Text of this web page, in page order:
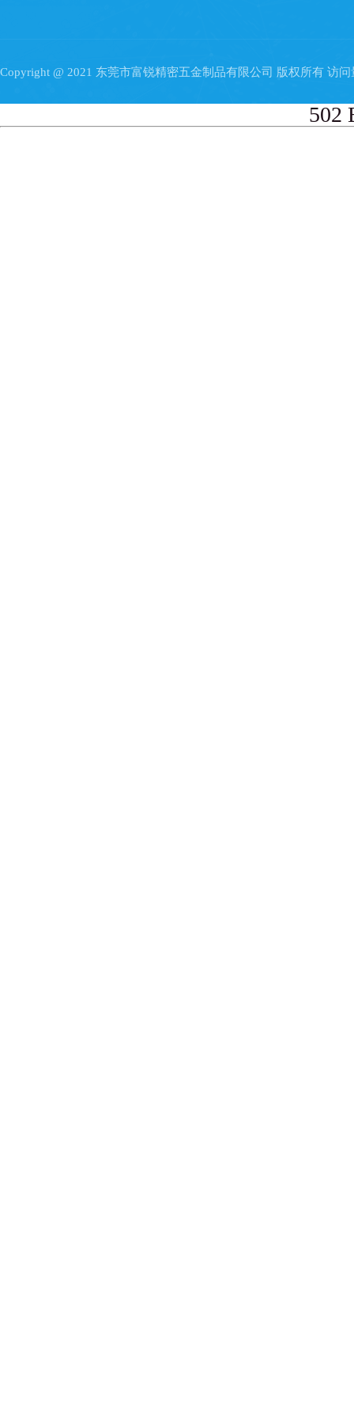
Copyright @ 2021 东莞市富锐精密五金制品有限公司 版权所有 访问
502